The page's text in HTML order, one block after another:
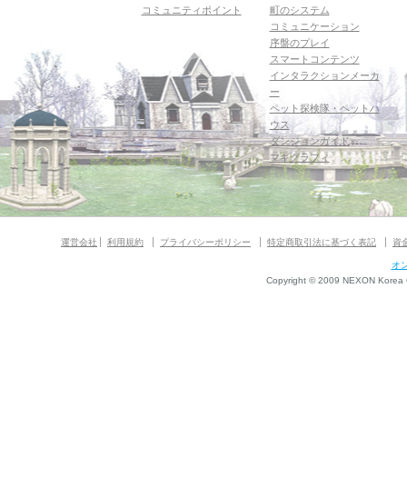
コミュニティポイント
町のシステム
コミュニケーション
序盤のプレイ
スマートコンテンツ
インタラクションメーカ
ー
ペット探検隊・ペットハ
ウス
ダンジョンガイド
マギグラフィ
運営会社 利用規約 プライバシーポリシー 特定商取引法に基づく表記 資
オ
Copyright © 2009 NEXON Korea